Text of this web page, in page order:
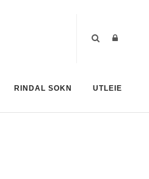
RINDAL SOKN UTLEIE